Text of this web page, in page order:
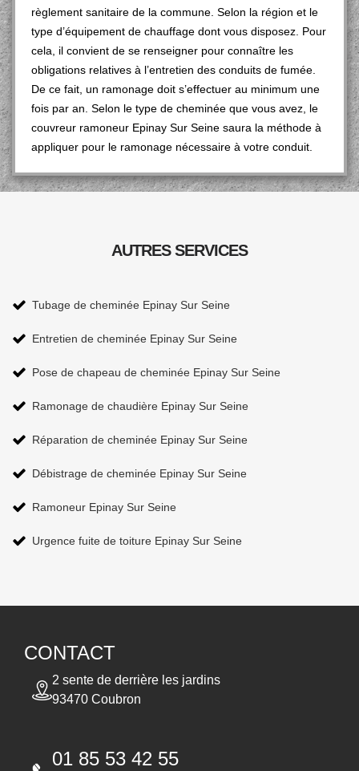
règlement sanitaire de la commune. Selon la région et le
type d’équipement de chauffage dont vous disposez. Pour
cela, il convient de se renseigner pour connaître les
obligations relatives à l’entretien des conduits de fumée.
De ce fait, un ramonage doit s’effectuer au minimum une
fois par an. Selon le type de cheminée que vous avez, le
couvreur ramoneur Epinay Sur Seine saura la méthode à
appliquer pour le ramonage nécessaire à votre conduit.
AUTRES SERVICES
Tubage de cheminée Epinay Sur Seine
Entretien de cheminée Epinay Sur Seine
Pose de chapeau de cheminée Epinay Sur Seine
Ramonage de chaudière Epinay Sur Seine
Réparation de cheminée Epinay Sur Seine
Débistrage de cheminée Epinay Sur Seine
Ramoneur Epinay Sur Seine
Urgence fuite de toiture Epinay Sur Seine
CONTACT
2 sente de derrière les jardins
93470 Coubron
01 85 53 42 55